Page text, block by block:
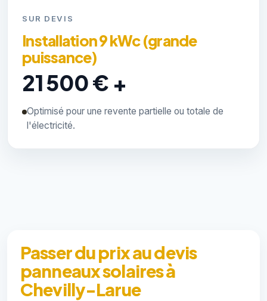
SUR DEVIS
Installation 9 kWc (grande
puissance)
21 500 € +
Optimisé pour une revente partielle ou totale de
l'électricité.
Passer du prix au devis
panneaux solaires à
Chevilly-Larue